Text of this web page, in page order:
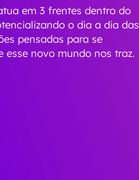
em 3 frentes dentro do
o dia a dia das
pensadas para se
esse novo mundo nos traz.